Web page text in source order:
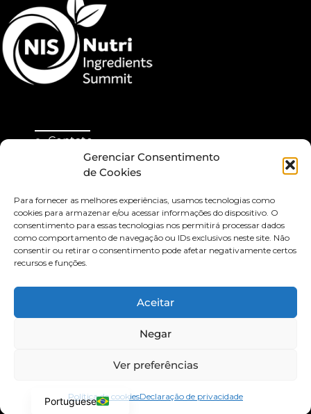
Gerenciar Consentimento
de Cookies
Para fornecer as melhores experiências, usamos tecnologias como
cookies para armazenar e/ou acessar informações do dispositivo. O
consentimento para essas tecnologias nos permitirá processar dados
como comportamento de navegação ou IDs exclusivos neste site. Não
consentir ou retirar o consentimento pode afetar negativamente certos
recursos e funções.
Aceitar
Negar
Ver preferências
Política de cookiesDeclaração de privacidade
Contato
Quer saber mais? Cadastre seu melhor email:
Cadastrar
Portuguese